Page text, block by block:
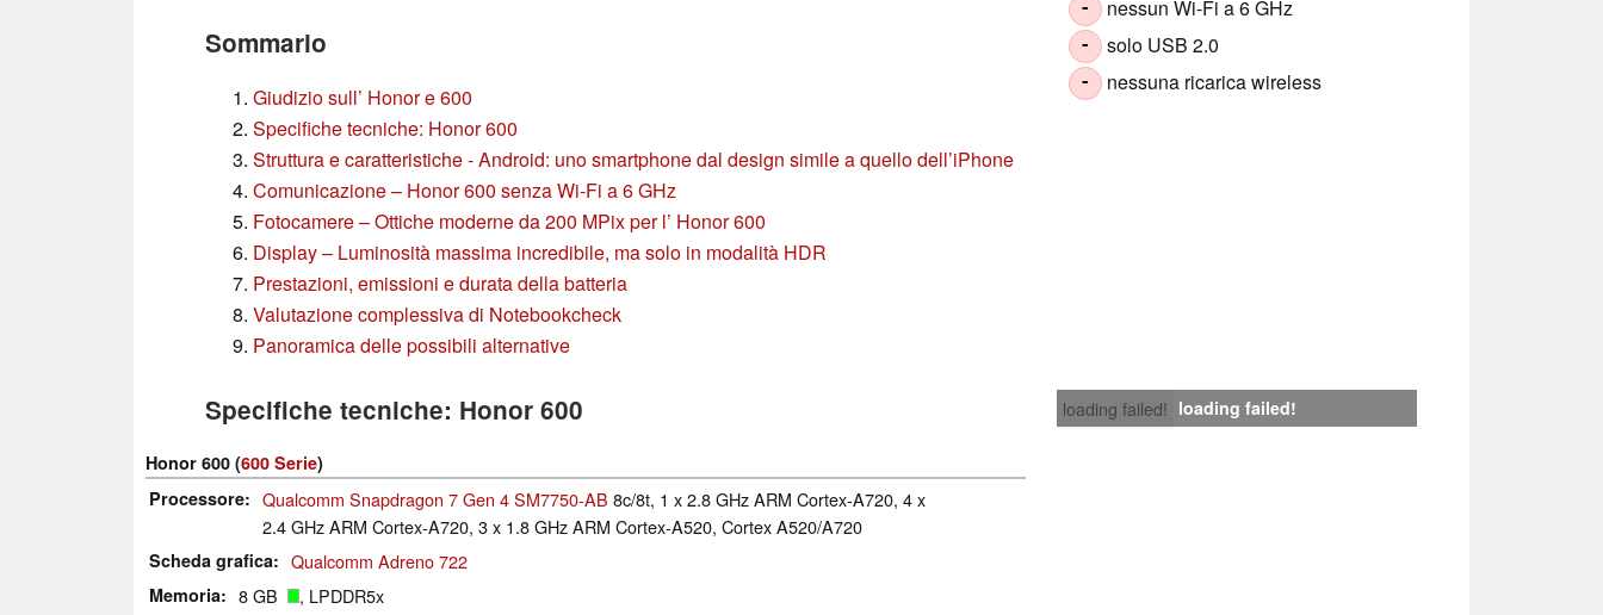
- nessun Wi-Fi a 6 GHz
- solo USB 2.0
- nessuna ricarica wireless
Sommario
Giudizio sull’ Honor e 600
Specifiche tecniche: Honor 600
Struttura e caratteristiche - Android: uno smartphone dal design simile a quello dell’iPhone
Comunicazione – Honor 600 senza Wi-Fi a 6 GHz
Fotocamere – Ottiche moderne da 200 MPix per l’ Honor 600
Display – Luminosità massima incredibile, ma solo in modalità HDR
Prestazioni, emissioni e durata della batteria
Valutazione complessiva di Notebookcheck
Panoramica delle possibili alternative
loading failed! loading failed!
Specifiche tecniche: Honor 600
Honor 600 (600 Serie)
Processore
Qualcomm Snapdragon 7 Gen 4 SM7750-AB 8c/8t, 1 x 2.8 GHz ARM Cortex-A720, 4 x
2.4 GHz ARM Cortex-A720, 3 x 1.8 GHz ARM Cortex-A520, Cortex A520/A720
Scheda grafica Qualcomm Adreno 722
Memoria 8 GB , LPDDR5x